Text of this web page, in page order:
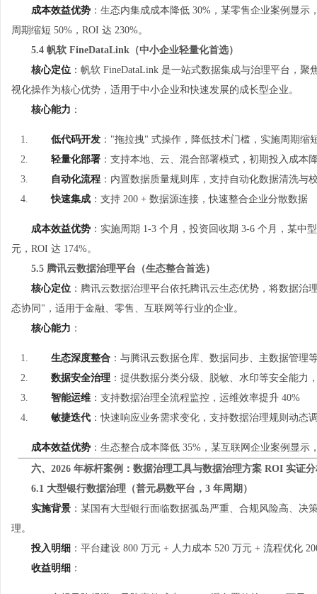
成本效益优势 ：生态内集成成本降低 30%，某零售企业案例显
周期缩短 50%，ROI 达 230%。
5.4 帆软 FineDataLink（中小企业轻量化首选）
核心定位 ：帆软 FineDataLink 是一站式数据集成与治理平台，
视化操作为核心优势，适用于中小企业和快速发展的成长型企业。
核心能力 ：
低代码开发 ："拖拉拽" 式操作，降低技术门槛，实施周期缩
轻量化部署 ：支持本地、云、混合部署模式，初期投入成本
自动化流程 ：内置数据质量规则库，支持自动化数据清洗与
快速集成 ：支持 200 + 数据源连接，快速整合企业分散数据
成本效益优势 ：实施周期 1-3 个月，投资回收期 3-6 个月，某中
元，ROI 达 174%。
5.5 腾讯云数据治理平台（生态整合首选）
核心定位 ：腾讯云数据治理平台依托腾讯云生态优势，将数据
态协同"，适用于金融、零售、互联网等行业的企业。
核心能力 ：
生态深度整合 ：与腾讯云数据仓库、数据同步、主数据管理
数据安全治理 ：提供数据分类分级、脱敏、水印等安全能力
智能运维 ：支持数据治理全流程监控，运维效率提升 40%
敏捷迭代 ：快速响应业务需求变化，支持数据治理规则动态
成本效益优势 ：生态整合成本降低 35%，某互联网企业案例显
六、2026 年标杆案例：数据治理工具与数据治理方案 ROI 实证
6.1 大型银行数据治理（普元易数平台，3 年周期）
实施背景 ：某国有大型银行面临数据孤岛严重、合规风险高、
理。
投入明细 ：平台建设 800 万元 + 人力成本 520 万元 + 流程优化
收益明细 ：